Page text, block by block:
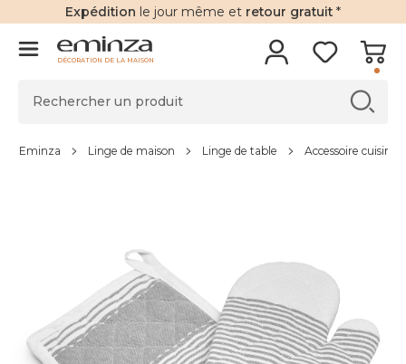
Expédition le jour même et retour gratuit *
DÉCORATION DE LA MAISON
Eminza Linge de maison Linge de table Accessoire cuisine